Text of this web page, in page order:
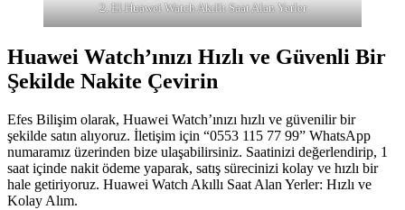
2. El Huawei Watch Akıllı Saat Alan Yerler
Huawei Watch’ınızı Hızlı ve Güvenli Bir
Şekilde Nakite Çevirin
Efes Bilişim olarak, Huawei Watch’ınızı hızlı ve güvenilir bir
şekilde satın alıyoruz. İletişim için “0553 115 77 99” WhatsApp
numaramız üzerinden bize ulaşabilirsiniz. Saatinizi değerlendirip, 1
saat içinde nakit ödeme yaparak, satış sürecinizi kolay ve hızlı bir
hale getiriyoruz. Huawei Watch Akıllı Saat Alan Yerler: Hızlı ve
Kolay Alım.